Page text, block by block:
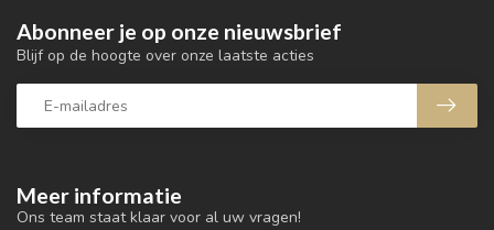
Meer informatie
Ons team staat klaar voor al uw vragen!
Abonneer je op onze nieuwsbrief
Blijf op de hoogte over onze laatste acties